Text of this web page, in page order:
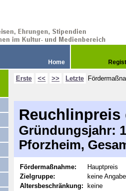
Home
Erste << >> Letzte
Reuchlinpreis
Gründungsjahr:
Pforzheim,
Fördermaßnahme:
Hauptpreis
Zielgruppe:
keine Angabe
Altersbeschränkung:
keine